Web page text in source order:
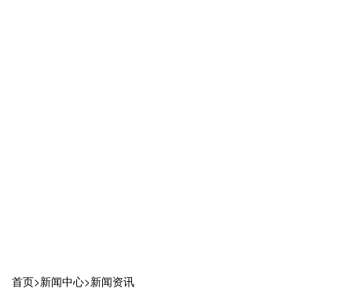
首页>新闻中心>新闻资讯